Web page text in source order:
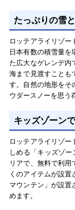
たっぷりの雪
ロッテアライリゾー
日本有数の積雪量
た広大なゲレンデ内
海まで見渡すことも
す。自然の地形をそ
ウダースノーを思う
キッズゾーン
ロッテアライリゾー
しめる「キッズゾ
リアで、無料で利
くのアイテムが設
マウンテン」が設置
めます。